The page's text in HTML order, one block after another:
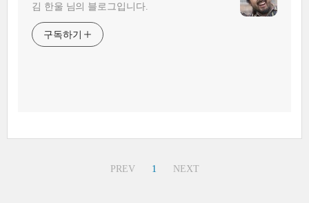
김 한울 님의 블로그입니다.
구독하기
PREV 1 NEXT